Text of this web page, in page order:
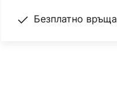
Безплатно